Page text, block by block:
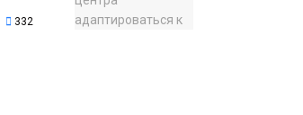
332